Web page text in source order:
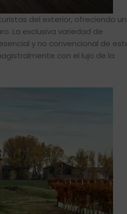
del exterior, ofreciendo un
La exclusiva variedad de
y no convencional de
con el lujo de la